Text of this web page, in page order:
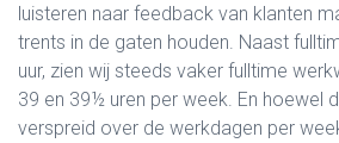
luisteren naar feedback van klanten
trents in de gaten houden. Naast
uur, zien wij steeds vaker fulltime
39 en 39½ uren per week. En hoewel
verspreid over de werkdagen per